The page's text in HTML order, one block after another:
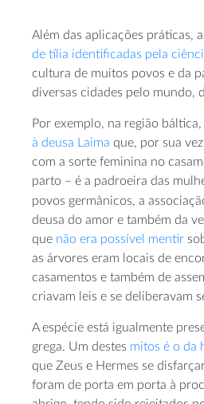
Além das aplicações práticas,
de tília identificadas pela
cultura de muitos povos e da
diversas cidades pelo mundo,
Por exemplo, na região
à deusa Laima que, por sua
com a sorte feminina no
parto – é a padroeira das
povos germânicos, a
deusa do amor e também da
que não era possível mentir
as árvores eram locais de
casamentos e também de
criavam leis e se deliberavam
A espécie está igualmente
grega. Um destes mitos é o da
que Zeus e Hermes se
foram de porta em porta à